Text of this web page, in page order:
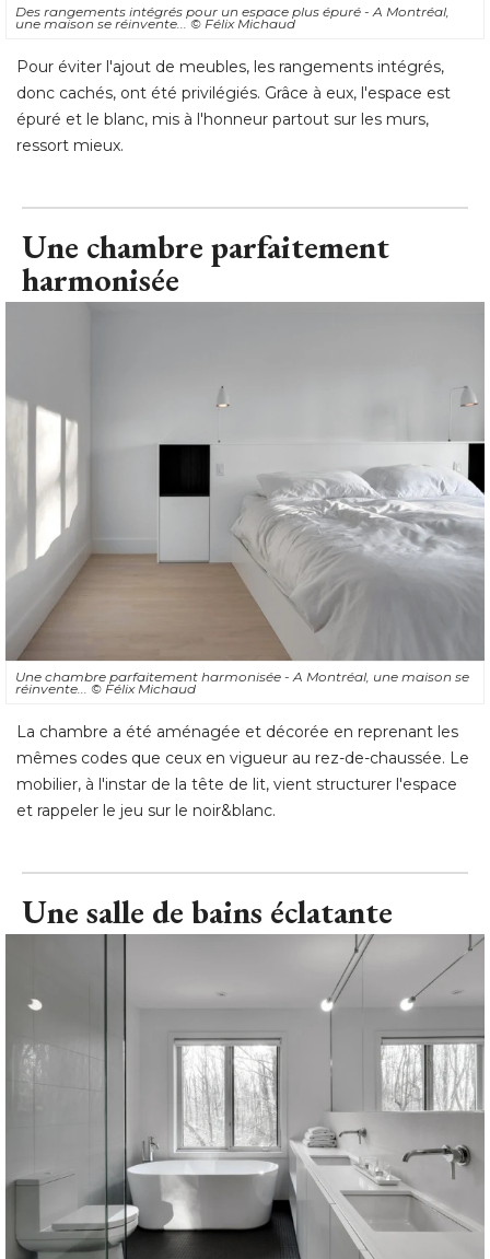
Des rangements intégrés pour un espace plus épuré - A Montréal,
une maison se réinvente... © Félix Michaud
Pour éviter l'ajout de meubles, les rangements intégrés,
donc cachés, ont été privilégiés. Grâce à eux, l'espace est
épuré et le blanc, mis à l'honneur partout sur les murs,
ressort mieux.
Une chambre parfaitement
harmonisée
Une chambre parfaitement harmonisée - A Montréal, une maison se
réinvente... © Félix Michaud
La chambre a été aménagée et décorée en reprenant les
mêmes codes que ceux en vigueur au rez-de-chaussée. Le
mobilier, à l'instar de la tête de lit, vient structurer l'espace
et rappeler le jeu sur le noir&blanc.
Une salle de bains éclatante